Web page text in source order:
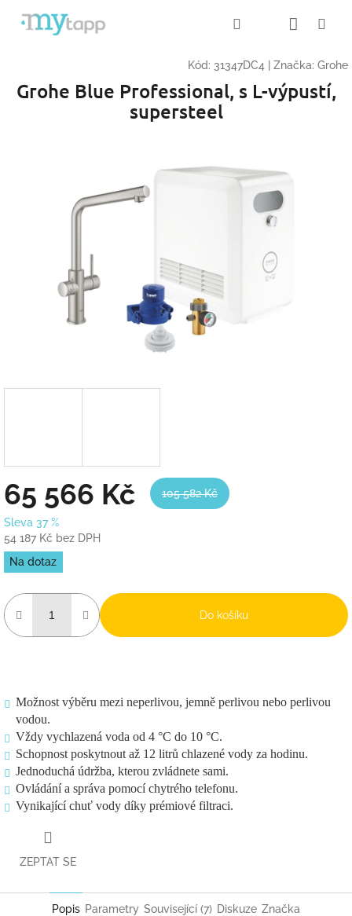
Přihlášení
košík
Kód: 31347DC4 Značka: Grohe
Grohe Blue Professional, s L-výpustí,
supersteel
65 566 Kč 105 582 Kč
Sleva 37 %
54 187 Kč bez DPH
Měrná
cena:
Na dotaz
Do košíku
Možnost výběru mezi neperlivou, jemně perlivou nebo perlivou
vodou.
Vždy vychlazená voda od 4 °C do 10 °C.
Schopnost poskytnout až 12 litrů chlazené vody za hodinu.
Jednoduchá údržba, kterou zvládnete sami.
Ovládání a správa pomocí chytrého telefonu.
Vynikající chuť vody díky prémiové filtraci.
ZEPTAT SE
Popis Parametry Související (7) Diskuze Značka